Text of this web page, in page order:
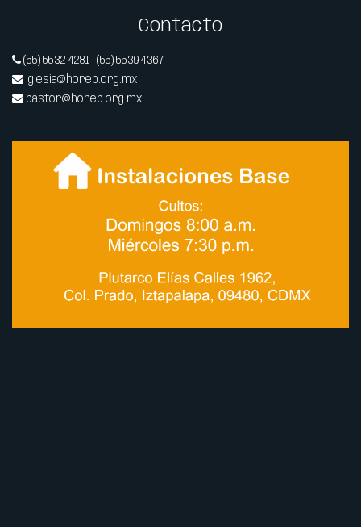
Contacto
(55) 5532 4281 | (55) 5539 4367
iglesia@horeb.org.mx
pastor@horeb.org.mx